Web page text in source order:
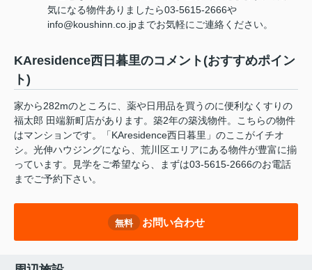
気になる物件ありましたら03-5615-2666や
info@koushinn.co.jpまでお気軽にご連絡ください。
KAresidence西日暮里のコメント(おすすめポイン
ト)
家から282mのところに、薬や日用品を買うのに便利なくすりの
福太郎 田端新町店があります。築2年の築浅物件。こちらの物件
はマンションです。「KAresidence西日暮里」のここがイチオ
シ。光伸ハウジングになら、荒川区エリアにある物件が豊富に揃
っています。見学をご希望なら、まずは03-5615-2666のお電話
までご予約下さい。
無料 お問い合わせ